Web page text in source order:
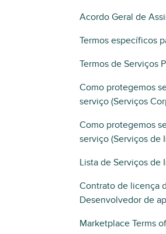
Acordo Geral de
Termos específicos
Termos de Serviços
Como protegemos
serviço (Serviços
Como protegemos
serviço (Serviços de
Lista de Serviços de
Contrato de licença
Desenvolvedor de
Marketplace Terms